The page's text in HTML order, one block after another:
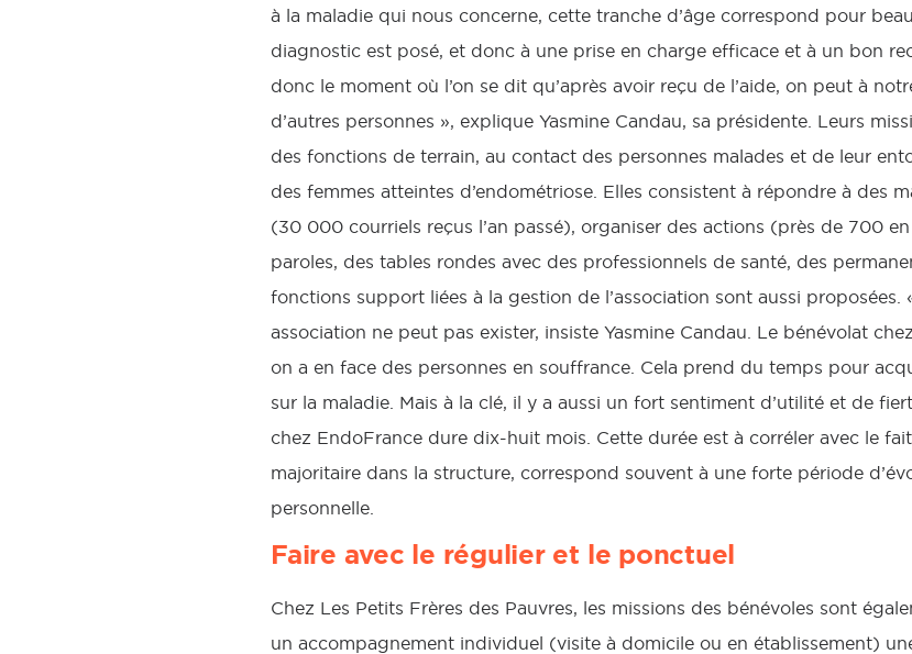
à la maladie qui nous concerne, cette tranche d’âge correspond pour
diagnostic est posé, et donc à une prise en charge efficace et à un bon
donc le moment où l’on se dit qu’après avoir reçu de l’aide, on peut à
d’autres personnes », explique Yasmine Candau, sa présidente. Leurs
des fonctions de terrain, au contact des personnes malades et de leur
des femmes atteintes d’endométriose. Elles consistent à répondre à des
(30 000 courriels reçus l’an passé), organiser des actions (près de 700
paroles, des tables rondes avec des professionnels de santé, des
fonctions support liées à la gestion de l’association sont aussi proposées.
association ne peut pas exister, insiste Yasmine Candau. Le bénévolat
on a en face des personnes en souffrance. Cela prend du temps pour
sur la maladie. Mais à la clé, il y a aussi un fort sentiment d’utilité et de
chez EndoFrance dure dix-huit mois. Cette durée est à corréler avec le
majoritaire dans la structure, correspond souvent à une forte période
personnelle.
Faire avec le régulier et le ponctuel
Chez Les Petits Frères des Pauvres, les missions des bénévoles sont
un accompagnement individuel (visite à domicile ou en établissement)